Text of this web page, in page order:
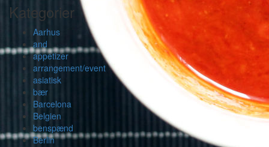
Kategorier
Aarhus
and
appetizer
arrangement/event
asiatisk
bær
Barcelona
Belgien
benspænd
Berlin